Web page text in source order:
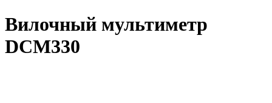
Вилочный мультиметр
DCM330